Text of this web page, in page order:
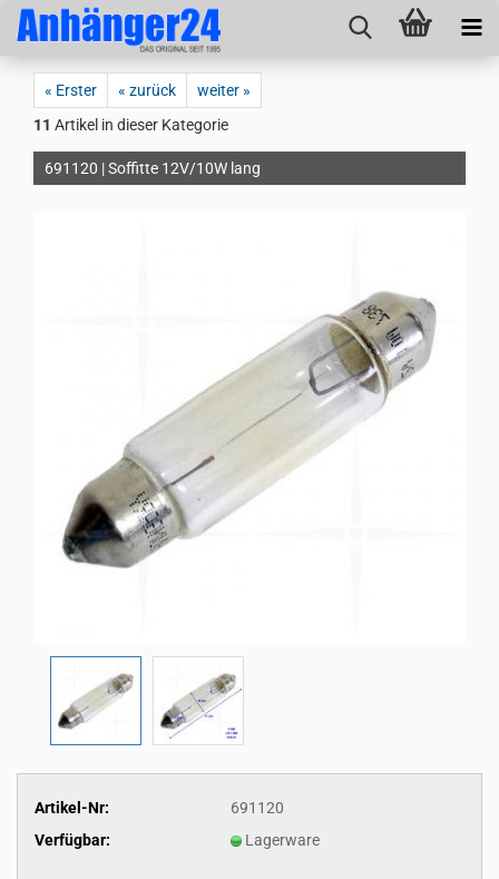
« Erster « zurück
weiter »
11 Artikel in dieser Kategorie
691120 | Soffitte 12V/10W lang
Artikel-Nr:
691120
Verfügbar:
Lagerware